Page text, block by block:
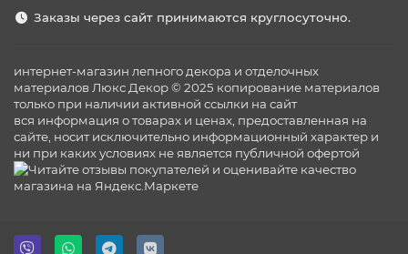
Заказы через сайт принимаются круглосуточно.
интернет-магазин лепного декора и отделочных
материалов Люкс Декор © 2025 копирование материалов
только при наличии активной ссылки на сайт
вся информация о товарах и ценах, предоставленная на
сайте, носит исключительно информационный характер и
ни при каких условиях не является публичной офертой